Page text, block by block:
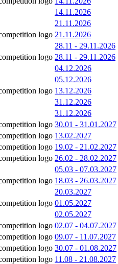
14.11.2026
21.11.2026
21.11.2026
28.11 - 29.11.2026
28.11 - 29.11.2026
04.12.2026
05.12.2026
13.12.2026
31.12.2026
31.12.2026
30.01 - 31.01.2027
13.02.2027
19.02 - 21.02.2027
26.02 - 28.02.2027
05.03 - 07.03.2027
18.03 - 26.03.2027
20.03.2027
01.05.2027
02.05.2027
02.07 - 04.07.2027
09.07 - 11.07.2027
30.07 - 01.08.2027
11.08 - 21.08.2027